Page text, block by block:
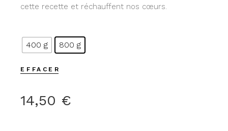
cette recette et réchauffent nos cœurs.
400 g 800 g
EFFACER
14,50 €